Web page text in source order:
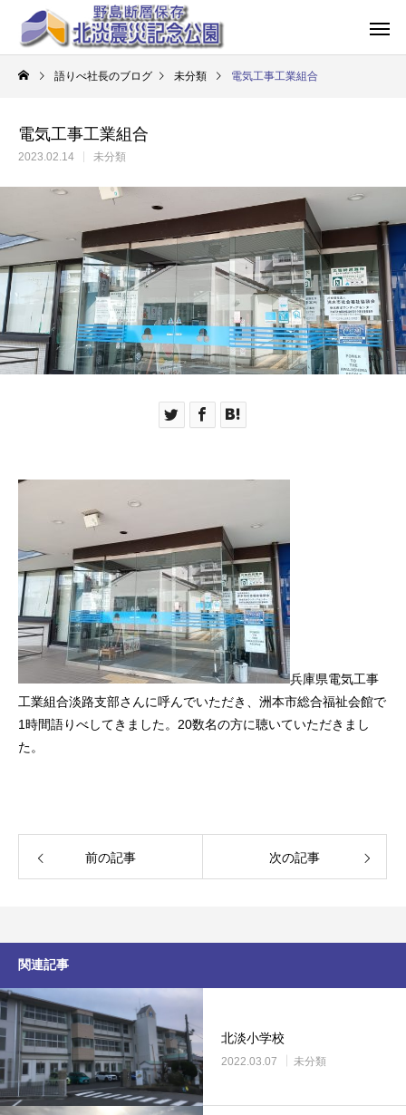
語りべ社長のブログ 未分類 電気工事工業組合
電気工事工業組合
2023.02.14 未分類
兵庫県電気工事
工業組合淡路支部さんに呼んでいただき、洲本市総合福祉会館で
1時間語りべしてきました。20数名の方に聴いていただきまし
た。
前の記事 次の記事
関連記事
北淡小学校
2022.03.07 未分類